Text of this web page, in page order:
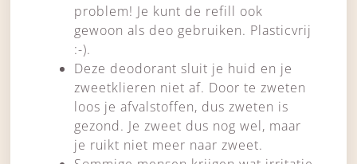
problem! Je kunt de refill ook
gewoon als deo gebruiken. Plasticvrij
:-).
Deze deodorant sluit je huid en je
zweetklieren niet af. Door te zweten
loos je afvalstoffen, dus zweten is
gezond. Je zweet dus nog wel, maar
je ruikt niet meer naar zweet.